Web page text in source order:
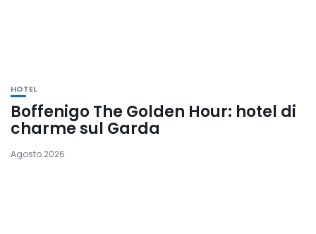
HOTEL
Boffenigo The Golden Hour: hotel di
charme sul Garda
Agosto 2026